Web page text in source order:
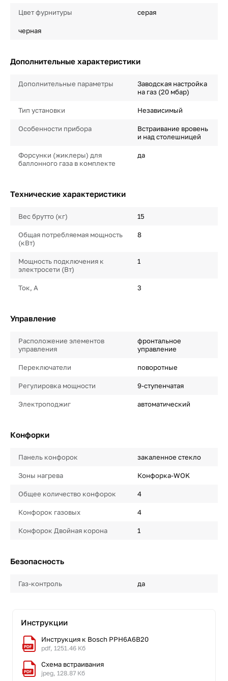
Цвет фурнитуры серая
черная
Дополнительные характеристики
Дополнительные параметры
Заводская настройка
на газ (20 мбар)
Тип установки Независимый
Особенности прибора
Встраивание вровень
и над столешницей
Форсунки (жиклеры) для
баллонного газа в комплекте
да
Технические характеристики
Вес брутто (кг) 15
Общая потребляемая мощность
(кВт)
8
Мощность подключения к
электросети (Вт)
1
Ток, А 3
Управление
Расположение элементов
управления
фронтальное
управление
Переключатели поворотные
Регулировка мощности 9-ступенчатая
Электроподжиг автоматический
Конфорки
Панель конфорок закаленное стекло
Зоны нагрева Конфорка-WOK
Общее количество конфорок 4
Конфорок газовых 4
Конфорок Двойная корона 1
Безопасность
Газ-контроль да
Инструкции
Инструкция к Bosch PPH6A6B20
pdf, 1251.46 Кб
Схема встраивания
jpeg, 128.87 Кб